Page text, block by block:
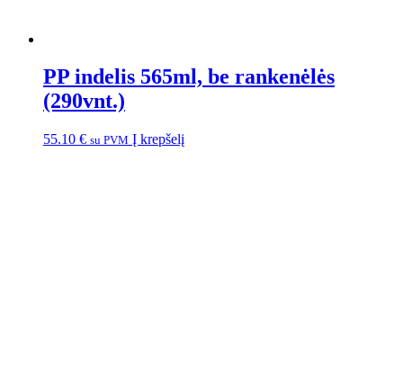
PP indelis 565ml, be rankenėlės
(290vnt.)
55.10 € su PVM Į krepšelį